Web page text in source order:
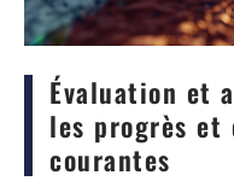
Évaluation et
les progrès
courantes